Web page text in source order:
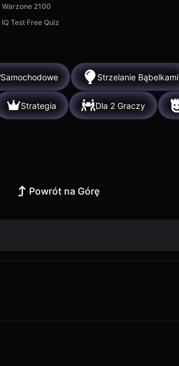
Warzone 2100
IQ Test Free Quiz
Samochodowe Strzelanie Bąbelkami
Strategia Dla 2 Graczy
Powrót na Górę